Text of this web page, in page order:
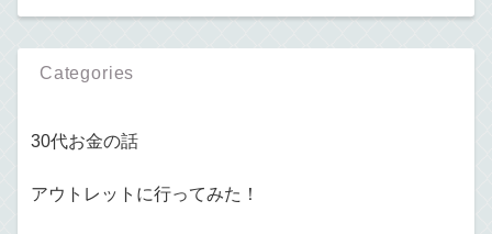
Categories
30代お金の話
アウトレットに行ってみた！